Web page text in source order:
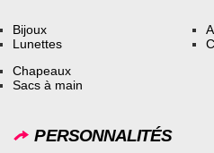
Bijoux
Lunettes
Chapeaux
Sacs à main
PERSONNALITÉS